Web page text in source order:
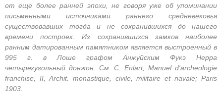
от еще более ранней эпохи, не говоря уже об упоминании
письменными источниками раннего средневековья
существовавших тогда и не сохранившихся до нашего
времени построек. Из сохранившихся замков наиболее
ранним датированным памятником является выстроенный в
995 г. в Лоше графом Анжуйским Фукэ Нерра
четырехугольный донжон. См. С. Епlart, Manuel d'archeologie
franchise, II, Archit. monastique, civile, militaire et navale; Paris
1903.